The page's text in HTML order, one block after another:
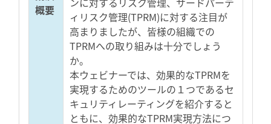
概要
ィリスク管理(TPRM)に対する注目が
高まりましたが、皆様の組織での
TPRMへの取り組みは十分でしょう
か。
本ウェビナーでは、効果的なTPRMを
実現するためのツールの１つであるセ
キュリティレーティングを紹介すると
ともに、効果的なTPRM実現方法につ